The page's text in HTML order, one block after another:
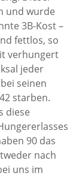
und wurde
3B-Kost –
fettlos, so
verhungert
jeder
seinen
starben.
diese
90 das
nach
uns im